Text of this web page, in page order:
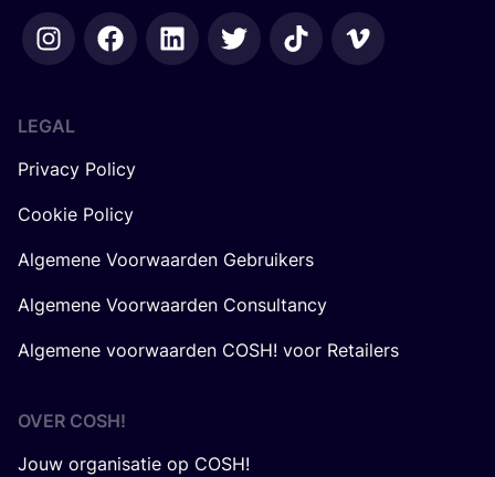
LEGAL
Privacy Policy
Cookie Policy
Algemene Voorwaarden Gebruikers
Algemene Voorwaarden Consultancy
Algemene voorwaarden COSH! voor Retailers
OVER COSH!
Jouw organisatie op COSH!